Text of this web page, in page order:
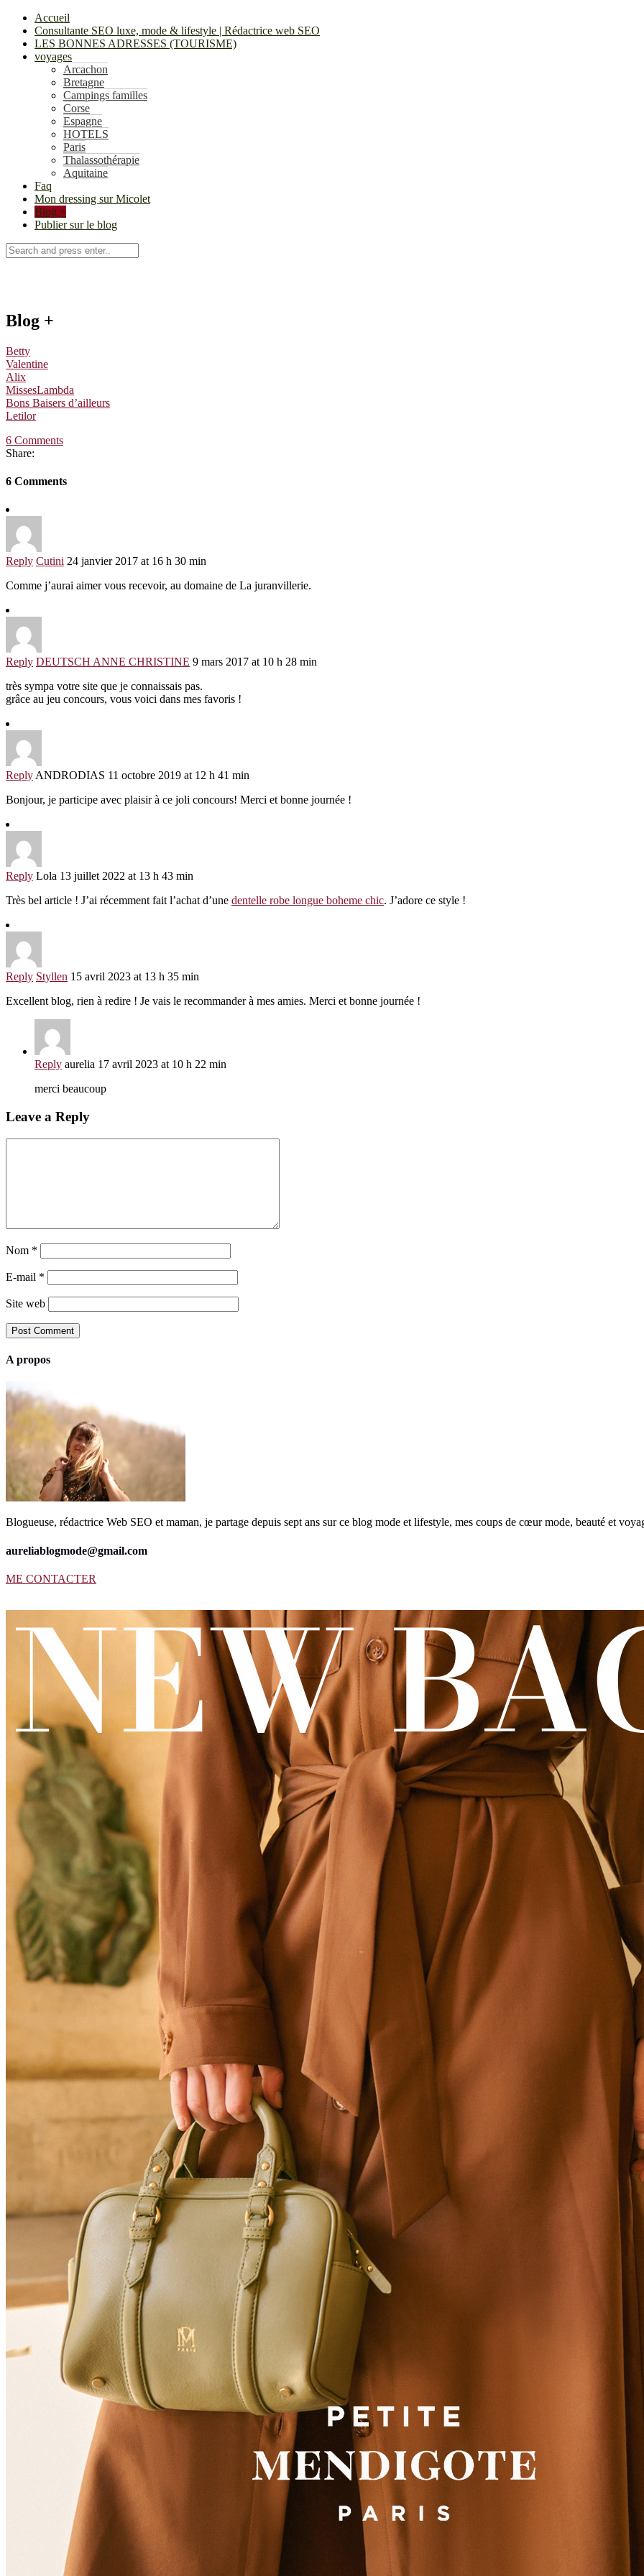
Accueil
Consultante SEO luxe, mode & lifestyle | Rédactrice web SEO
LES BONNES ADRESSES (TOURISME)
voyages
Arcachon
Bretagne
Campings familles
Corse
Espagne
HOTELS
Paris
Thalassothérapie
Aquitaine
Faq
Mon dressing sur Micolet
Blog +
Publier sur le blog
Blog +
Betty
Valentine
Alix
MissesLambda
Bons Baisers d’ailleurs
Letilor
6 Comments
Share:
6 Comments
Reply Cutini 24 janvier 2017 at 16 h 30 min
Comme j’aurai aimer vous recevoir, au domaine de La juranvillerie.
Reply DEUTSCH ANNE CHRISTINE 9 mars 2017 at 10 h 28 min
très sympa votre site que je connaissais pas.
grâce au jeu concours, vous voici dans mes favoris !
Reply ANDRODIAS 11 octobre 2019 at 12 h 41 min
Bonjour, je participe avec plaisir à ce joli concours! Merci et bonne journée !
Reply Lola 13 juillet 2022 at 13 h 43 min
Très bel article ! J’ai récemment fait l’achat d’une dentelle robe longue boheme chic. J’adore ce style !
Reply Styllen 15 avril 2023 at 13 h 35 min
Excellent blog, rien à redire ! Je vais le recommander à mes amies. Merci et bonne journée !
Reply aurelia 17 avril 2023 at 10 h 22 min
merci beaucoup
Leave a Reply
Nom *
E-mail *
Site web
A propos
Blogueuse, rédactrice Web SEO et maman, je partage depuis sept ans sur ce blog mode et lifestyle, mes coups de cœur mode, beauté et
aureliablogmode@gmail.com
ME CONTACTER